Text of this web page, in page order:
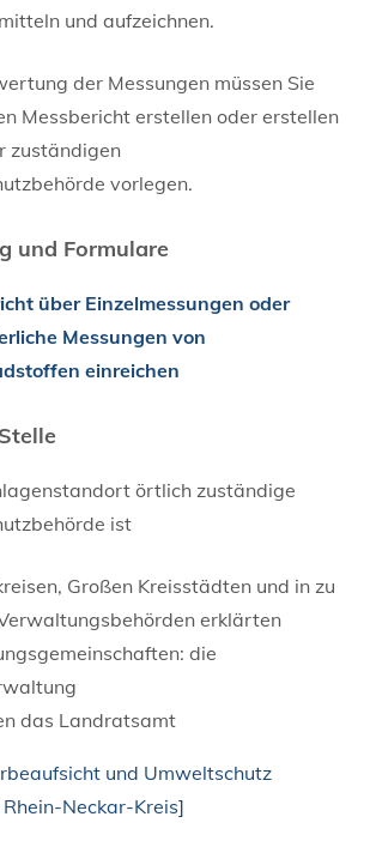
und aufzeichnen.
der Messungen müssen Sie
Messbericht erstellen oder erstellen
zuständigen
vorlegen.
und Formulare
über Einzelmessungen oder
Messungen von
einreichen
örtlich zuständige
ist
Großen Kreisstädten und in zu
erklärten
die
das Landratsamt
und Umweltschutz
Neckar-Kreis]